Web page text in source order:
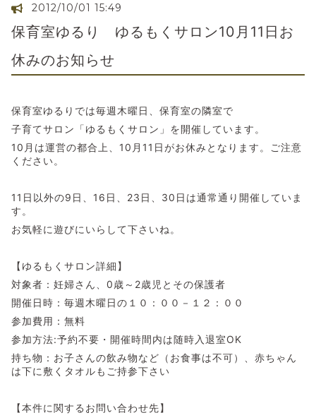
2012/10/01 15:49
保育室ゆるり ゆるもくサロン10月11日お
休みのお知らせ
保育室ゆるりでは毎週木曜日、保育室の隣室で
子育てサロン「ゆるもくサロン」を開催しています。
10月は運営の都合上、10月11日がお休みとなります。ご注意
ください。
11日以外の9日、16日、23日、30日は通常通り開催していま
す。
お気軽に遊びにいらして下さいね。
【ゆるもくサロン詳細】
対象者：妊婦さん、0歳～2歳児とその保護者
開催日時：毎週木曜日の１０：００－１２：００
参加費用：無料
参加方法:予約不要・開催時間内は随時入退室OK
持ち物：お子さんの飲み物など（お食事は不可）、赤ちゃん
は下に敷くタオルもご持参下さい
【本件に関するお問い合わせ先】